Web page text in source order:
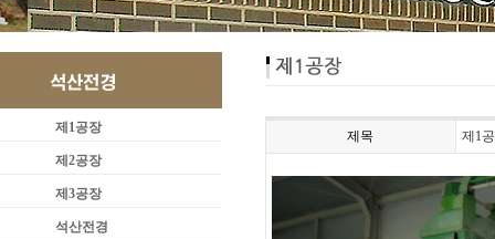
제1공장
제2공장
제3공장
석산전경
제목 제1